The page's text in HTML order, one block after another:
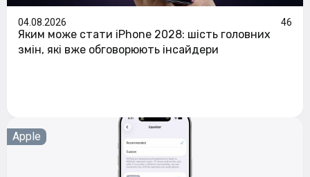
04.08.2026 46
Яким може стати iPhone 2028: шість головних
змін, які вже обговорюють інсайдери
Apple